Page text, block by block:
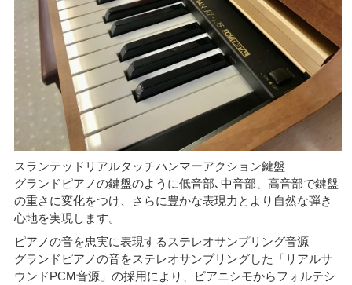
スランテッドリアルタッチハンマーアクション鍵盤
グランドピアノの鍵盤のように低音部､中音部、高音部で鍵盤
の重さに変化をつけ、さらに豊かな表現力とより自然な弾き
心地を実現します。
ピアノの音を忠実に表現するステレオサンプリング音源
グランドピアノの音をステレオサンプリングした「リアルサ
ウンドPCM音源」の採用により、ピアニシモからフォルテシ